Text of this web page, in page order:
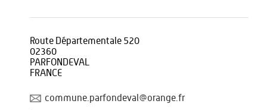
Route Départementale 520
02360
PARFONDEVAL
FRANCE
commune.parfondeval@orange.fr